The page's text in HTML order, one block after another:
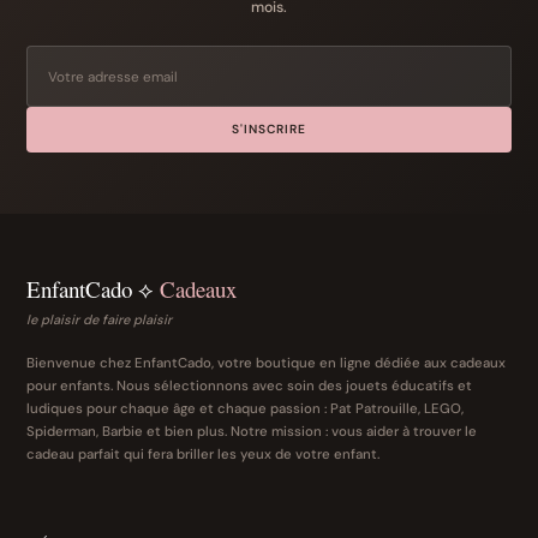
mois.
S'INSCRIRE
EnfantCado ⟡ Cadeaux
le plaisir de faire plaisir
Bienvenue chez EnfantCado, votre boutique en ligne dédiée aux cadeaux
pour enfants. Nous sélectionnons avec soin des jouets éducatifs et
ludiques pour chaque âge et chaque passion : Pat Patrouille, LEGO,
Spiderman, Barbie et bien plus. Notre mission : vous aider à trouver le
cadeau parfait qui fera briller les yeux de votre enfant.